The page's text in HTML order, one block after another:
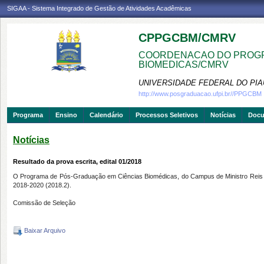
SIGAA - Sistema Integrado de Gestão de Atividades Acadêmicas
CPPGCBM/CMRV
COORDENACAO DO
BIOMEDICAS/CMRV
UNIVERSIDADE FEDERAL DO
http://www.posgraduacao.ufpi.br//PPGCBM
Programa Ensino Calendário Processos Seletivos Notícias
Notícias
Resultado da prova escrita, edital 01/2018
O Programa de Pós-Graduação em Ciências Biomédicas, do Campus de Ministro
2018-2020 (2018.2).
Comissão de Seleção
Baixar Arquivo